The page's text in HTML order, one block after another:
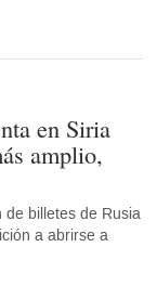
en Siria
amplio,
de billetes de Rusia
a abrirse a